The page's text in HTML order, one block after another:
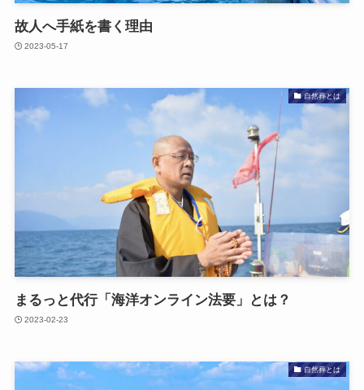
故人へ​手紙を​書く​理由
2023-05-17
自然葬とは
まるっと​代行​「海洋オンライン法要」とは？
2023-02-23
自然葬とは